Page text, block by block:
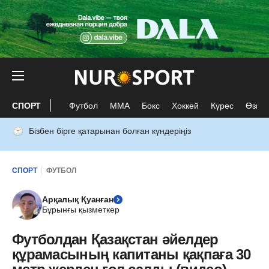
СПОРТ Футбол ММА Бокс Хоккей Күрес Өзге
Бізбен бірге қатарынан болған күндеріңіз
СПОРТ ФУТБОЛ
Арқалық Қуанған
Бұрынғы қызметкер
Футболдан Қазақстан әйелдер
құрамасының капитаны қақпаға 30